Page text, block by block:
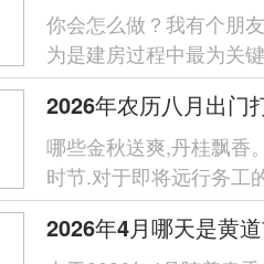
你会怎么做？我有个朋
为是建房过程中最为关
构安全，更承载着对家
哪些金秋送爽,丹桂飘香
时节.对于即将远行务工
还寓意着路途平安,更寄
2026年4月哪天是黄